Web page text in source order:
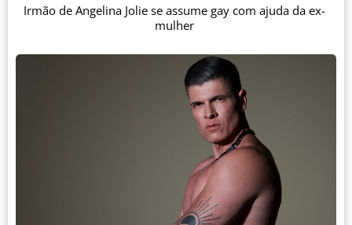
Irmão de Angelina Jolie se assume gay com ajuda da ex-
mulher